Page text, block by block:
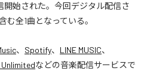
開始された。今回デジタル配信さ
む全1曲となっている。
、 Spotify、 LINE MUSIC、
Unlimitedなどの音楽配信サービスで